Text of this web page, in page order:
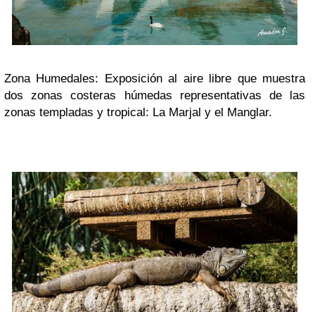
Zona Humedales: Exposición al aire libre que muestra
dos zonas costeras húmedas representativas de las
zonas templadas y tropical: La Marjal y el Manglar.